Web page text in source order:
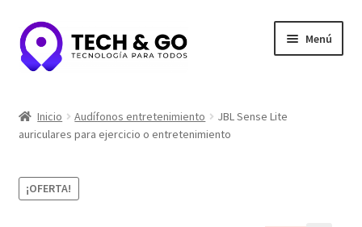
Ir
a
la
Ir
al
contenido
Menú
Contacto
Portafolio y Confianza
Inicio Audífonos entretenimiento
JBL Sense Lite
auriculares para ejercicio o entretenimiento
¡OFERTA!